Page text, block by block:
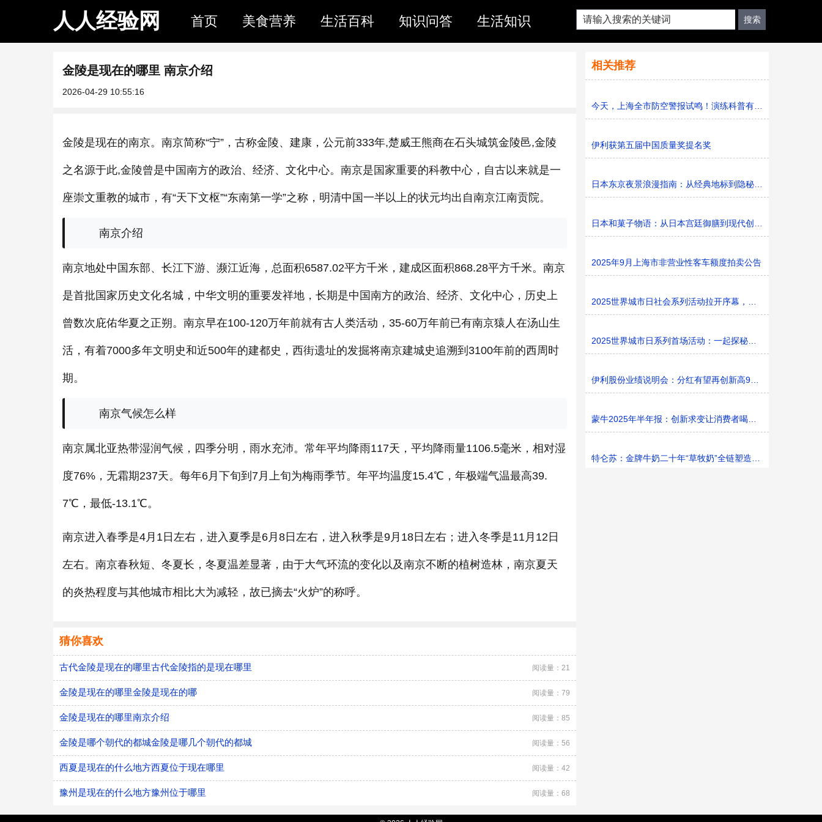
人人经验网 首页 美食营养 生活百科 知识问答 生活知识
金陵是现在的哪里 南京介绍
2026-04-29 10:55:16
金陵是现在的南京。南京简称“宁”，古称金陵、建康，公元前333年,楚威王熊商在石头城筑金陵邑,金陵
之名源于此,金陵曾是中国南方的政治、经济、文化中心。南京是国家重要的科教中心，自古以来就是一
座崇文重教的城市，有“天下文枢”“东南第一学”之称，明清中国一半以上的状元均出自南京江南贡院。
南京介绍
南京地处中国东部、长江下游、濒江近海，总面积6587.02平方千米，建成区面积868.28平方千米。南京
是首批国家历史文化名城，中华文明的重要发祥地，长期是中国南方的政治、经济、文化中心，历史上
曾数次庇佑华夏之正朔。南京早在100-120万年前就有古人类活动，35-60万年前已有南京猿人在汤山生
活，有着7000多年文明史和近500年的建都史，西街遗址的发掘将南京建城史追溯到3100年前的西周时
期。
南京气候怎么样
南京属北亚热带湿润气候，四季分明，雨水充沛。常年平均降雨117天，平均降雨量1106.5毫米，相对湿
度76%，无霜期237天。每年6月下旬到7月上旬为梅雨季节。年平均温度15.4℃，年极端气温最高39.
7℃，最低-13.1℃。
南京进入春季是4月1日左右，进入夏季是6月8日左右，进入秋季是9月18日左右；进入冬季是11月12日
左右。南京春秋短、冬夏长，冬夏温差显著，由于大气环流的变化以及南京不断的植树造林，南京夏天
的炎热程度与其他城市相比大为减轻，故已摘去“火炉”的称呼。
猜你喜欢
古代金陵是现在的哪里古代金陵指的是现在哪里 阅读量：21
金陵是现在的哪里金陵是现在的哪 阅读量：79
金陵是现在的哪里南京介绍 阅读量：85
金陵是哪个朝代的都城金陵是哪几个朝代的都城 阅读量：56
西夏是现在的什么地方西夏位于现在哪里 阅读量：42
豫州是现在的什么地方豫州位于哪里 阅读量：68
相关推荐
今天，上海全市防空警报试鸣！演练科普有序进行，人防意
伊利获第五届中国质量奖提名奖
日本东京夜景浪漫指南：从经典地标到隐秘胜地
日本和菓子物语：从日本宫廷御膳到现代创新的甜蜜传承
2025年9月上海市非营业性客车额度拍卖公告
2025世界城市日社会系列活动拉开序幕，探寻社区花园里的
2025世界城市日系列首场活动：一起探秘家门口的“魔法花园”
伊利股份业绩说明会：分红有望再创新高9%利润率目标不变
蒙牛2025年半年报：创新求变让消费者喝上奶、喝好奶、喝
特仑苏：金牌牛奶二十年“草牧奶”全链塑造有机新矩阵